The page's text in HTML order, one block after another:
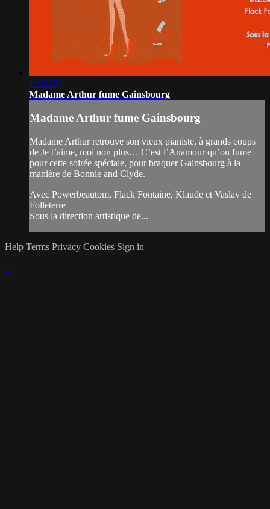
1:12:27
Madame Arthur fume Gainsbourg
Madame Arthur fume Gainsbourg
Madame Arthur retrouve son vieux pianiste, à grands coups
de Je t’aime, moi non plus… C’est l’Anamour qu’on fume
pour cette soirée spéciale, pour braquer Gainsbourg à la
manière de Bonnie and Clyde.
Avec Powerbeautom, Flack Fontaine, Klaude et Vaslav de
Folleterre
Sous la direction artistique de...
Help Terms Privacy Cookies Sign in
×